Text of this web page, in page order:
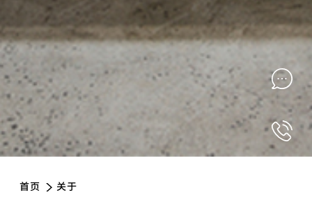
首页 关于